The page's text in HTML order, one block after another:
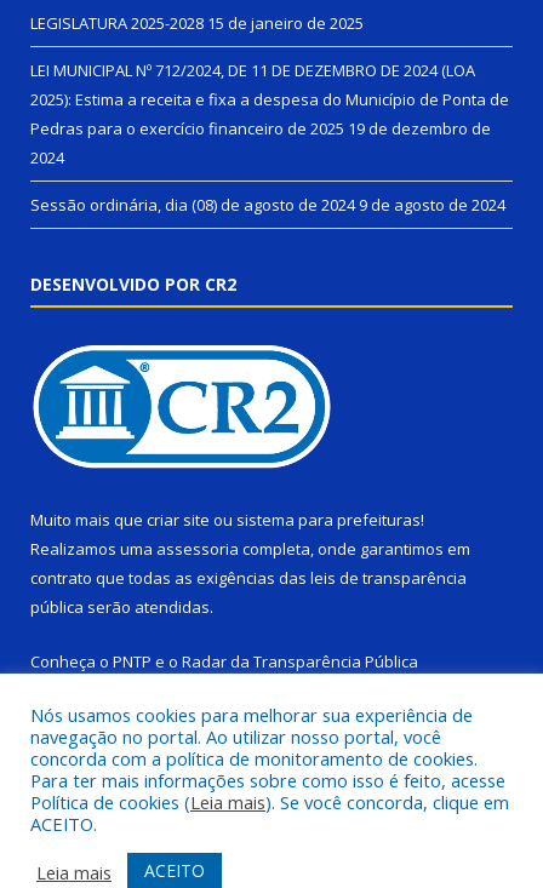
LEGISLATURA 2025-2028 15 de janeiro de 2025
LEI MUNICIPAL Nº 712/2024, DE 11 DE DEZEMBRO DE 2024 (LOA
2025): Estima a receita e fixa a despesa do Município de Ponta de
Pedras para o exercício financeiro de 2025 19 de dezembro de
2024
Sessão ordinária, dia (08) de agosto de 20249 de agosto de 2024
DESENVOLVIDO POR CR2
Muito mais que criar site ou sistema para prefeituras!
Realizamos uma assessoria completa, onde garantimos em
contrato que todas as exigências das leis de transparência
pública serão atendidas.
Conheça o PNTP e o Radar da Transparência Pública
Todos os direitos reservados a Câmara Municipal de Ponta de
Pedras.
Mapa do Site
Acessar Área Administrativa
Nós usamos cookies para melhorar sua experiência de
navegação no portal. Ao utilizar nosso portal, você
concorda com a política de monitoramento de cookies.
Para ter mais informações sobre como isso é feito, acesse
Política de cookies (Leia mais). Se você concorda, clique em
ACEITO.
Leia mais
ACEITO